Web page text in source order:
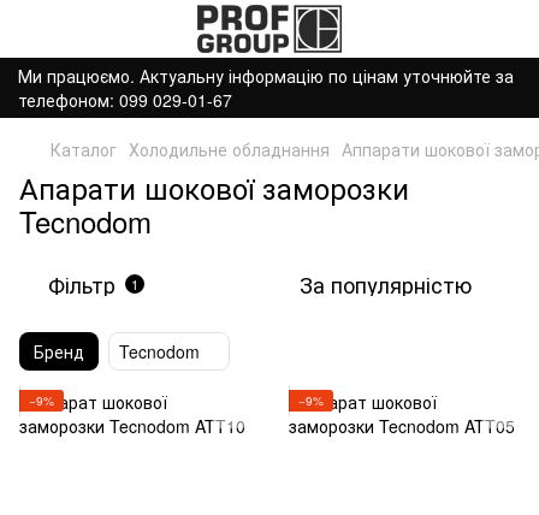
Ми працюємо. Актуальну інформацію по цінам уточнюйте за
телефоном: 099 029-01-67
Каталог Холодильне обладнання Аппарати шокової
Апарати шокової заморозки
Tecnodom
Фільтр 1 За популярністю
Бренд Tecnodom
−9% −9%